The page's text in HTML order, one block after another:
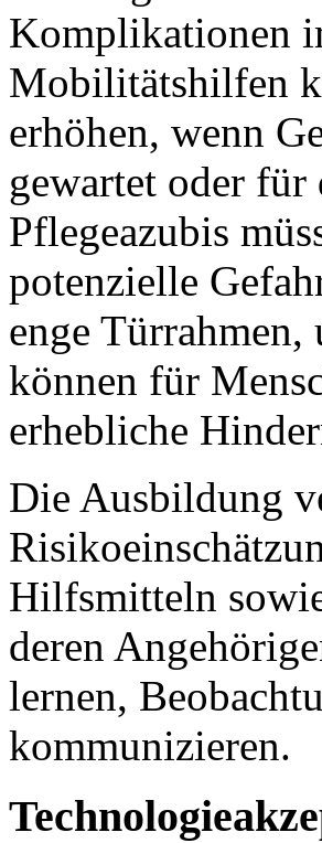
Komplikationen
Mobilitätshilfen
erhöhen, wenn
gewartet oder
Pflegeazubis
potenzielle
enge
können für
erhebliche
Die Ausbildung
Hilfsmitteln
deren
lernen,
kommunizieren.